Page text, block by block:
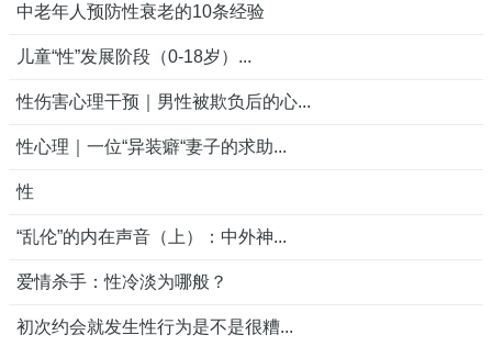
中老年人预防性衰老的10条经验
儿童“性”发展阶段（0-18岁）...
性伤害心理干预｜男性被欺负后的心...
性心理｜一位“异装癖“妻子的求助...
性
“乱伦”的内在声音（上）：中外神...
爱情杀手：性冷淡为哪般？
初次约会就发生性行为是不是很糟...